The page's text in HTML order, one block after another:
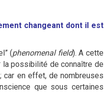
changeant dont il est
(phenomenal field). A cette
possibilité de connaître de
car en effet, de nombreuses
que sous certaines